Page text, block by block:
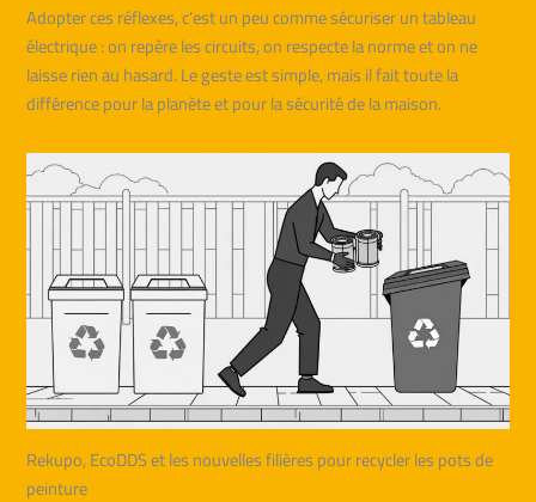
Adopter ces réflexes, c’est un peu comme sécuriser un tableau
électrique : on repère les circuits, on respecte la norme et on ne
laisse rien au hasard. Le geste est simple, mais il fait toute la
différence pour la planète et pour la sécurité de la maison.
Rekupo, EcoDDS et les nouvelles filières pour recycler les pots de
peinture